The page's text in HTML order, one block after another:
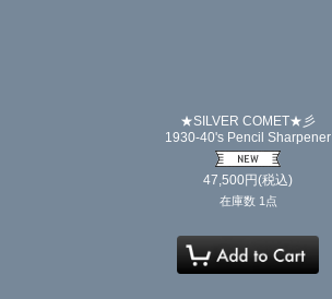
★SILVER COMET★彡
1930-40's Pencil Sharpener
47,500円(税込)
在庫数 1点